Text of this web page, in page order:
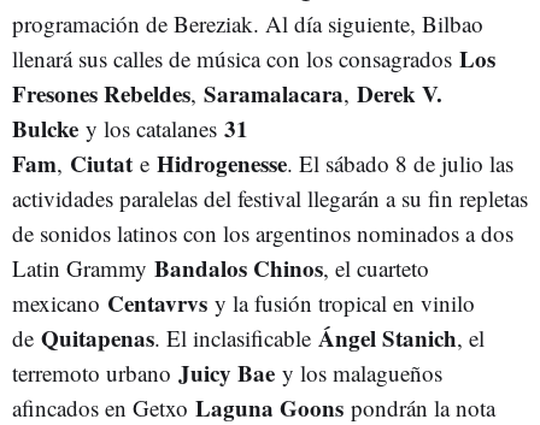
programación de Bereziak. Al día siguiente, Bilbao
llenará sus calles de música con los consagrados Los
Fresones Rebeldes, Saramalacara, Derek V.
Bulcke y los catalanes 31
Fam, Ciutat e Hidrogenesse. El sábado 8 de julio las
actividades paralelas del festival llegarán a su fin repletas
de sonidos latinos con los argentinos nominados a dos
Latin Grammy Bandalos Chinos, el cuarteto
mexicano Centavrvs y la fusión tropical en vinilo
de Quitapenas. El inclasificable Ángel Stanich, el
terremoto urbano Juicy Bae y los malagueños
afincados en Getxo Laguna Goons pondrán la nota